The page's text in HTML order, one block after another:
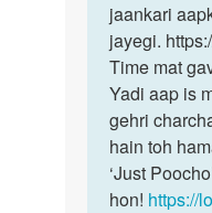
jaankari
jayegi.
Time mat
Yadi aap is
gehri
hain toh
‘Just
hon! https://